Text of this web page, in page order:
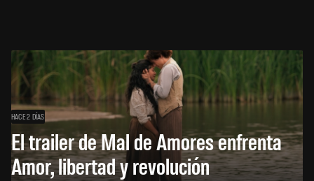
HACE 2 DÍAS
El trailer de Mal de Amores enfrenta
Amor, libertad y revolución